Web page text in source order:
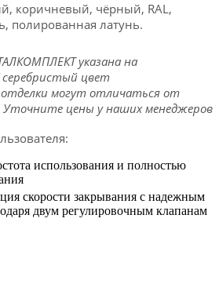
коричневый, чёрный, RAL,
полированная латунь.
указана на
цвет
могут отличаться от
Уточните цены у наших менеджеров
использования и полностью
скорости закрывания с надежным
двум регулировочным клапанам